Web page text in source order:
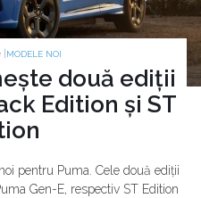
MODELE NOI
două ediții
Edition și ST
pentru Puma. Cele două ediții
Gen-E, respectiv ST Edition